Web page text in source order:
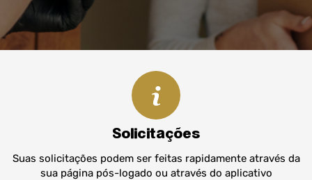
Solicitações
Suas solicitações podem ser feitas rapidamente através da
sua página pós-logado ou através do aplicativo